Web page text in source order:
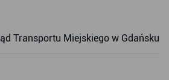
Transportu Miejskiego w Gdańsku